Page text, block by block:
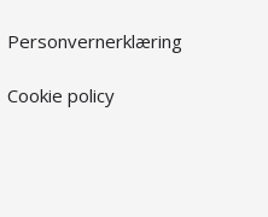
Personvernerklæring
Cookie policy